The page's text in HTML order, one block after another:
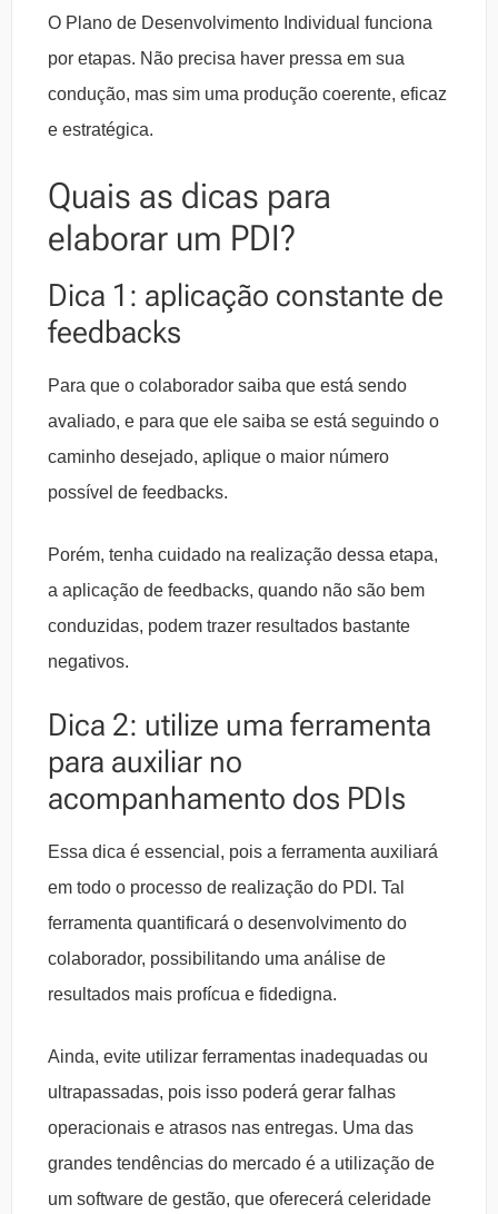
O Plano de Desenvolvimento Individual funciona
por etapas. Não precisa haver pressa em sua
condução, mas sim uma produção coerente, eficaz
e estratégica.
Quais as dicas para
elaborar um PDI?
Dica 1: aplicação constante de
feedbacks
Para que o colaborador saiba que está sendo
avaliado, e para que ele saiba se está seguindo o
caminho desejado, aplique o maior número
possível de feedbacks.
Porém, tenha cuidado na realização dessa etapa,
a aplicação de feedbacks, quando não são bem
conduzidas, podem trazer resultados bastante
negativos.
Dica 2: utilize uma ferramenta
para auxiliar no
acompanhamento dos PDIs
Essa dica é essencial, pois a ferramenta auxiliará
em todo o processo de realização do PDI. Tal
ferramenta quantificará o desenvolvimento do
colaborador, possibilitando uma análise de
resultados mais profícua e fidedigna.
Ainda, evite utilizar ferramentas inadequadas ou
ultrapassadas, pois isso poderá gerar falhas
operacionais e atrasos nas entregas. Uma das
grandes tendências do mercado é a utilização de
um software de gestão, que oferecerá celeridade